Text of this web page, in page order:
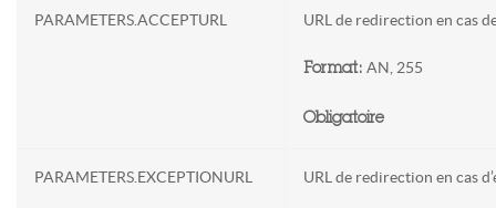
PARAMETERS.ACCEPTURL URL de redirection en cas
Format: AN, 255
Obligatoire
PARAMETERS.EXCEPTIONURL URL de redirection en cas